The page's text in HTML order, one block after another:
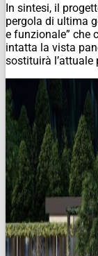
In sintesi, il
pergola di ultima
e funzionale” che
intatta la vista
sostituirà l’attuale